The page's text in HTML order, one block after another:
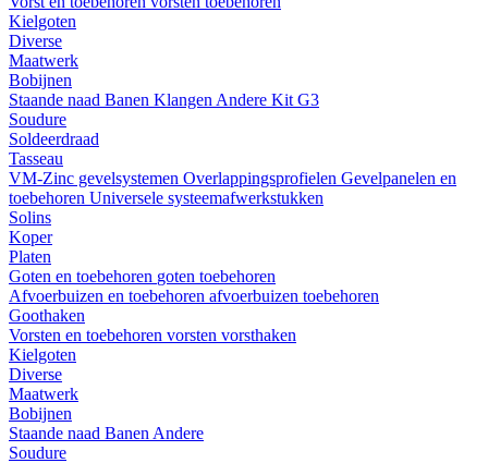
Kielgoten
Diverse
Maatwerk
Bobijnen
Staande naad Banen Klangen Andere Kit G3
Soudure
Soldeerdraad
Tasseau
VM-Zinc gevelsystemen Overlappingsprofielen Gevelpanelen en
toebehoren Universele systeemafwerkstukken
Solins
Koper
Platen
Goten en toebehoren goten toebehoren
Afvoerbuizen en toebehoren afvoerbuizen toebehoren
Goothaken
Vorsten en toebehoren vorsten vorsthaken
Kielgoten
Diverse
Maatwerk
Bobijnen
Staande naad Banen Andere
Soudure